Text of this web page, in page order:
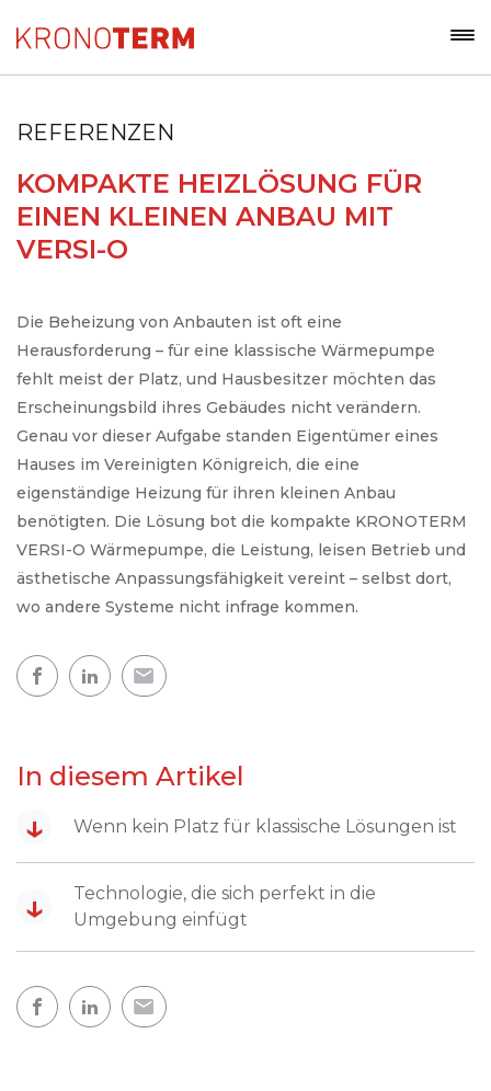
REFERENZEN
KOMPAKTE HEIZLÖSUNG FÜR
EINEN KLEINEN ANBAU MIT
VERSI-O
Die Beheizung von Anbauten ist oft eine
Herausforderung – für eine klassische Wärmepumpe
fehlt meist der Platz, und Hausbesitzer möchten das
Erscheinungsbild ihres Gebäudes nicht verändern.
Genau vor dieser Aufgabe standen Eigentümer eines
Hauses im Vereinigten Königreich, die eine
eigenständige Heizung für ihren kleinen Anbau
benötigten. Die Lösung bot die kompakte KRONOTERM
VERSI-O Wärmepumpe, die Leistung, leisen Betrieb und
ästhetische Anpassungsfähigkeit vereint – selbst dort,
wo andere Systeme nicht infrage kommen.
In diesem Artikel
↓ Wenn kein Platz für klassische Lösungen ist
↓
Technologie, die sich perfekt in die
Umgebung einfügt